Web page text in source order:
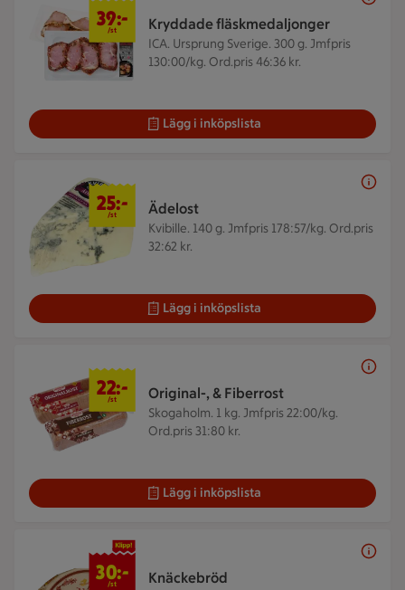
Kryddade fläskmedaljonger
ICA. Ursprung Sverige. 300 g. Jmfpris
130:00/kg. Ord.pris 46:36 kr.
39:-
/st
Lägg i inköpslista
Ädelost
Kvibille. 140 g. Jmfpris 178:57/kg. Ord.pris
32:62 kr.
25 kr/st
25:-
/st
Lägg i inköpslista
Original-, & Fiberrost
Skogaholm. 1 kg. Jmfpris 22:00/kg.
Ord.pris 31:80 kr.
22 kr/st
22:-
/st
Lägg i inköpslista
Knäckebröd
30 kr/st
30:-
/st